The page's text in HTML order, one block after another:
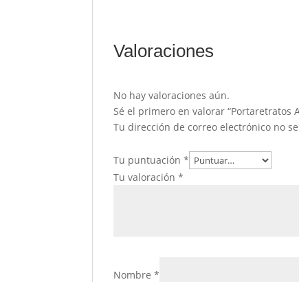
Valoraciones
No hay valoraciones aún.
Sé el primero en valorar “Portaretratos
Tu dirección de correo electrónico no
Tu puntuación*
Tu valoración*
Nombre*